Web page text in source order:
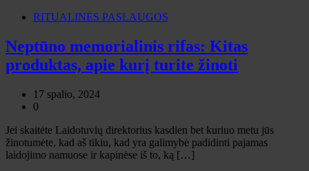
RITUALINĖS PASLAUGOS
Neptūno memorialinis rifas: Kitas
produktas, apie kurį turite žinoti
17 spalio, 2024
0
Jei skaitėte Laidotuvių direktorius kasdien bet kuriuo metu jūs
žinotumėte, kad aš tikiu, kad yra galimybė padidinti pajamas
laidojimo namuose ir kapinėse iš to, ką […]